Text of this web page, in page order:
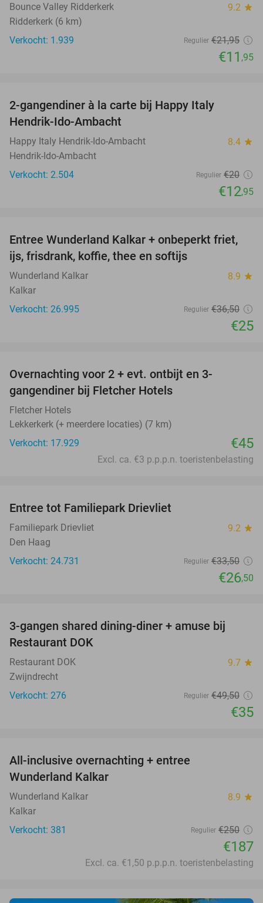
Bounce Valley Ridderkerk 9.2 star
Ridderkerk (6 km)
Verkocht: 1.939
Regulier €21,95
€11 ,95
2-gangendiner à la carte bij Happy Italy
Hendrik-Ido-Ambacht
Happy Italy Hendrik-Ido-Ambacht 8.4 star
Hendrik-Ido-Ambacht
Verkocht: 2.504
Regulier €20
€12,95
32%
Entree Wunderland Kalkar + onbeperkt friet,
ijs, frisdrank, koffie, thee en softijs
Wunderland Kalkar 8.9 star
Kalkar
Verkocht: 26.995
Regulier €36,50
€25
Overnachting voor 2 + evt. ontbijt en 3-
gangendiner bij Fletcher Hotels
Fletcher Hotels
Lekkerkerk (+ meerdere locaties) (7 km)
Verkocht: 17.929
€45
Excl. ca. €3 p.p.p.n. toeristenbelasting
Entree tot Familiepark Drievliet
Familiepark Drievliet 9.2 star
Den Haag
Verkocht: 24.731
Regulier €33,50
€26,50
3-gangen shared dining-diner + amuse bij
Restaurant DOK
Restaurant DOK 9.7 star
Zwijndrecht
Verkocht: 276
Regulier €49,50
€35
All-inclusive overnachting + entree
Wunderland Kalkar
Wunderland Kalkar 8.9 star
Kalkar
Verkocht: 381
Regulier €250
€187
Excl. ca. €1,50 p.p.p.n. toeristenbelasting